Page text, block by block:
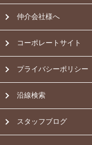
仲介会社様へ
コーポレートサイト
プライバシーポリシー
沿線検索
スタッフブログ